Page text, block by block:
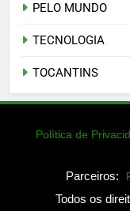
PELO MUNDO
TECNOLOGIA
TOCANTINS
Política de
Parceiros:
Todos os